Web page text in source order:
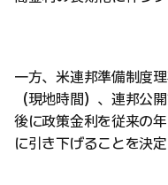
一方、米連邦準備制度
（現地時間）、連邦公
後に政策金利を従来の
に引き下げることを決定